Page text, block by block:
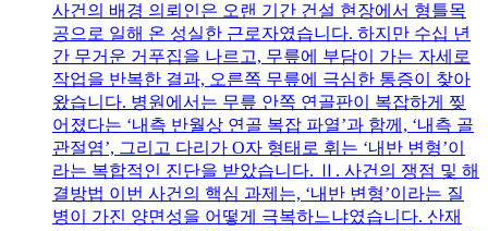
사건의 배경 의뢰인은 오랜 기간 건설 현장에서 형틀목
공으로 일해 온 성실한 근로자였습니다. 하지만 수십 년
간 무거운 거푸집을 나르고, 무릎에 부담이 가는 자세로
작업을 반복한 결과, 오른쪽 무릎에 극심한 통증이 찾아
왔습니다. 병원에서는 무릎 안쪽 연골판이 복잡하게 찢
어졌다는 ‘내측 반월상 연골 복잡 파열’과 함께, ‘내측 골
관절염’, 그리고 다리가 O자 형태로 휘는 ‘내반 변형’이
라는 복합적인 진단을 받았습니다. Ⅱ. 사건의 쟁점 및 해
결방법 이번 사건의 핵심 과제는, ‘내반 변형’이라는 질
병이 가진 양면성을 어떻게 극복하느냐였습니다. 산재